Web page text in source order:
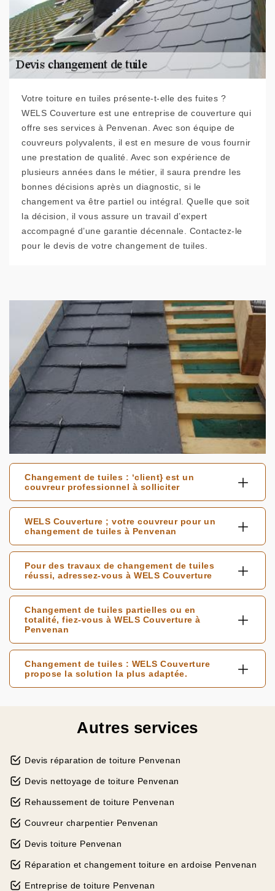
Votre toiture en tuiles présente-t-elle des fuites ?
WELS Couverture est une entreprise de couverture qui
offre ses services à Penvenan. Avec son équipe de
couvreurs polyvalents, il est en mesure de vous fournir
une prestation de qualité. Avec son expérience de
plusieurs années dans le métier, il saura prendre les
bonnes décisions après un diagnostic, si le
changement va être partiel ou intégral. Quelle que soit
la décision, il vous assure un travail d’expert
accompagné d’une garantie décennale. Contactez-le
pour le devis de votre changement de tuiles.
Changement de tuiles : ‘client} est un
couvreur professionnel à solliciter
WELS Couverture ; votre couvreur pour un
changement de tuiles à Penvenan
Pour des travaux de changement de tuiles
réussi, adressez-vous à WELS Couverture
Changement de tuiles partielles ou en
totalité, fiez-vous à WELS Couverture à
Penvenan
Changement de tuiles : WELS Couverture
propose la solution la plus adaptée.
Autres services
Devis réparation de toiture Penvenan
Devis nettoyage de toiture Penvenan
Rehaussement de toiture Penvenan
Couvreur charpentier Penvenan
Devis toiture Penvenan
Réparation et changement toiture en ardoise Penvenan
Entreprise de toiture Penvenan